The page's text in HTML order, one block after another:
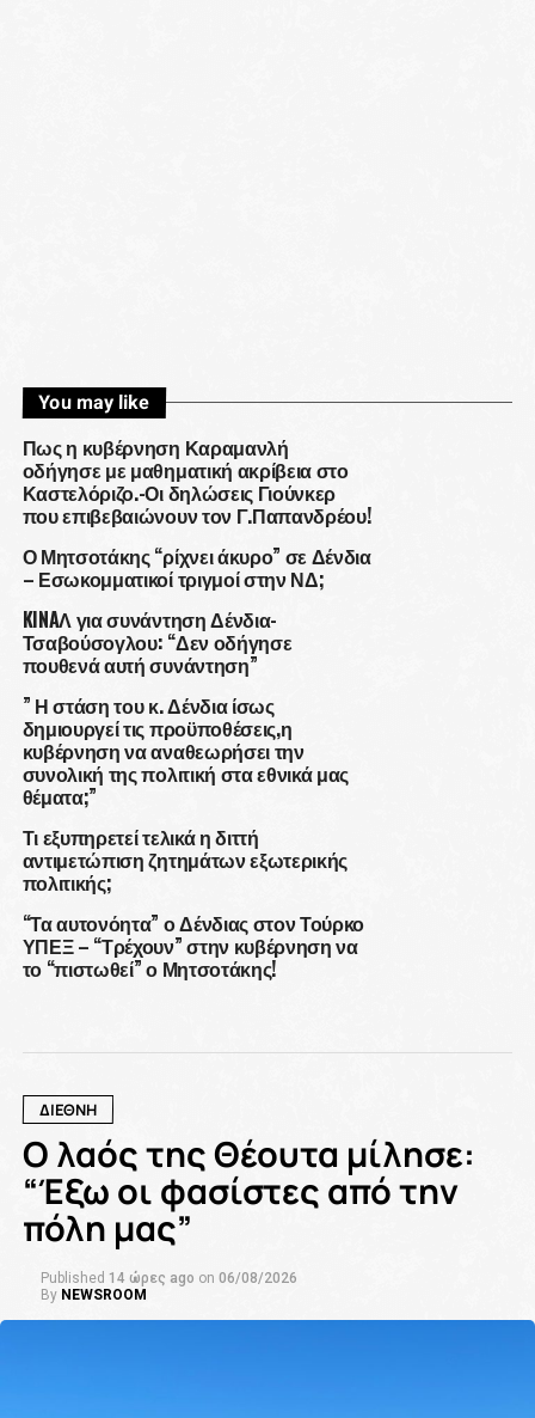
You may like
Πως η κυβέρνηση Καραμανλή
οδήγησε με μαθηματική ακρίβεια στο
Καστελόριζο.-Οι δηλώσεις Γιούνκερ
που επιβεβαιώνουν τον Γ.Παπανδρέου!
Ο Μητσοτάκης “ρίχνει άκυρο” σε Δένδια
– Εσωκομματικοί τριγμοί στην ΝΔ;
KINAΛ για συνάντηση Δένδια-
Τσαβούσογλου: “Δεν οδήγησε
πουθενά αυτή συνάντηση”
” Η στάση του κ. Δένδια ίσως
δημιουργεί τις προϋποθέσεις,η
κυβέρνηση να αναθεωρήσει την
συνολική της πολιτική στα εθνικά μας
θέματα;”
Τι εξυπηρετεί τελικά η διττή
αντιμετώπιση ζητημάτων εξωτερικής
πολιτικής;
“Τα αυτονόητα” ο Δένδιας στον Τούρκο
ΥΠΕΞ – “Τρέχουν” στην κυβέρνηση να
το “πιστωθεί” ο Μητσοτάκης!
ΔΙΕΘΝΗ
Ο λαός της Θέουτα μίλησε:
“Έξω οι φασίστες από την
πόλη μας”
Published 14 ώρες ago on 06/08/2026
By NEWSROOM